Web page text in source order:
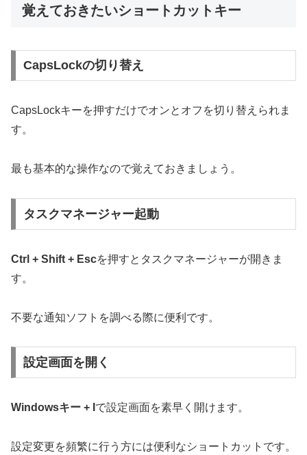
覚えておきたいショートカットキー
CapsLockの切り替え
CapsLockキーを押すだけでオンとオフを切り替えられま
す。
最も基本的な操作なので覚えておきましょう。
タスクマネージャー起動
Ctrl + Shift + Escを押すとタスクマネージャーが開きま
す。
不要な通知ソフトを調べる際に便利です。
設定画面を開く
Windowsキー + I で設定画面を素早く開けます。
設定変更を頻繁に行う方には便利なショートカットです。